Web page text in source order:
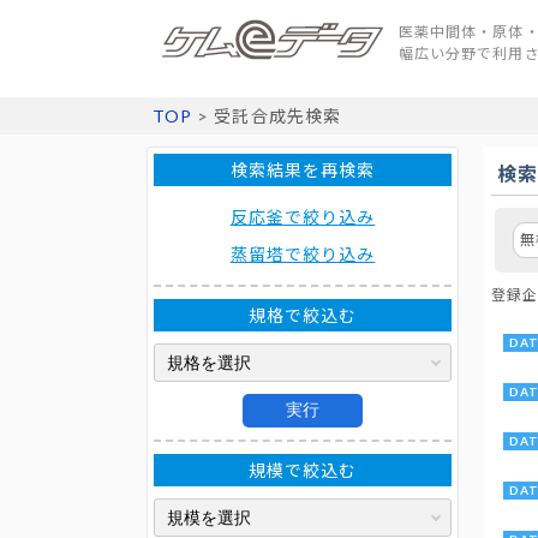
医薬中間体・原体
幅広い分野で利用
TOP > 受託合成先検索
検索結果を再検索
反応釜で絞り込み
蒸留塔で絞り込み
規格で絞込む
実行
規模で絞込む
検
登録